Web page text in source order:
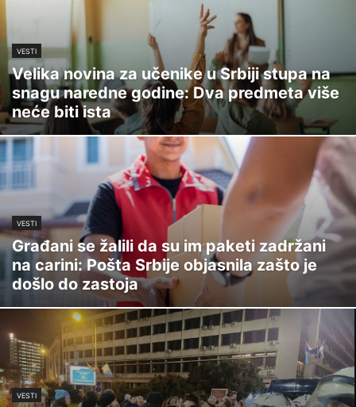
VESTI
Velika novina za učenike u Srbiji stupa na
snagu naredne godine: Dva predmeta više
neće biti ista
VESTI
Građani se žalili da su im paketi zadržani
na carini: Pošta Srbije objasnila zašto je
došlo do zastoja
VESTI